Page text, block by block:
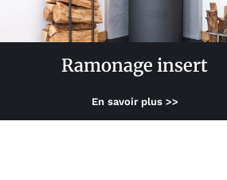
Ramonage insert
En savoir plus >>